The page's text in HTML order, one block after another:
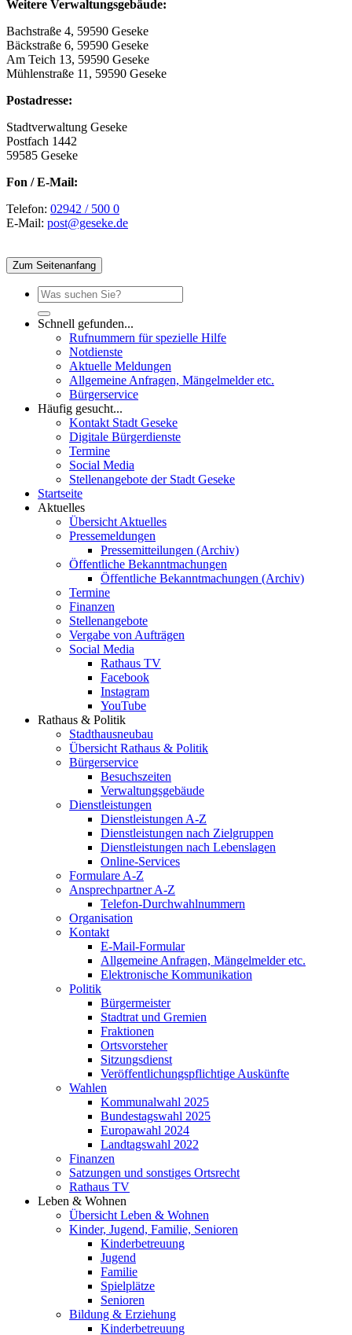
Weitere Verwaltungsgebäude:
Bachstraße 4, 59590 Geseke
Bäckstraße 6, 59590 Geseke
Am Teich 13, 59590 Geseke
Mühlenstraße 11, 59590 Geseke
Postadresse:
Stadtverwaltung Geseke
Postfach 1442
59585 Geseke
Fon / E-Mail:
Telefon: 02942 / 500 0
E-Mail: post@geseke.de
Zum Seitenanfang
Schnell gefunden...
Rufnummern für spezielle Hilfe
Notdienste
Aktuelle Meldungen
Allgemeine Anfragen, Mängelmelder etc.
Bürgerservice
Häufig gesucht...
Kontakt Stadt Geseke
Digitale Bürgerdienste
Termine
Social Media
Stellenangebote der Stadt Geseke
Startseite
Aktuelles
Übersicht Aktuelles
Pressemeldungen
Pressemitteilungen (Archiv)
Öffentliche Bekanntmachungen
Öffentliche Bekanntmachungen (Archiv)
Termine
Finanzen
Stellenangebote
Vergabe von Aufträgen
Social Media
Rathaus TV
Facebook
Instagram
YouTube
Rathaus & Politik
Stadthausneubau
Übersicht Rathaus & Politik
Bürgerservice
Besuchszeiten
Verwaltungsgebäude
Dienstleistungen
Dienstleistungen A-Z
Dienstleistungen nach Zielgruppen
Dienstleistungen nach Lebenslagen
Online-Services
Formulare A-Z
Ansprechpartner A-Z
Telefon-Durchwahlnummern
Organisation
Kontakt
E-Mail-Formular
Allgemeine Anfragen, Mängelmelder etc.
Elektronische Kommunikation
Politik
Bürgermeister
Stadtrat und Gremien
Fraktionen
Ortsvorsteher
Sitzungsdienst
Veröffentlichungspflichtige Auskünfte
Wahlen
Kommunalwahl 2025
Bundestagswahl 2025
Europawahl 2024
Landtagswahl 2022
Finanzen
Satzungen und sonstiges Ortsrecht
Rathaus TV
Leben & Wohnen
Übersicht Leben & Wohnen
Kinder, Jugend, Familie, Senioren
Kinderbetreuung
Jugend
Familie
Spielplätze
Senioren
Bildung & Erziehung
Kinderbetreuung